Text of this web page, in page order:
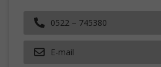
0522 – 745380
E-mail